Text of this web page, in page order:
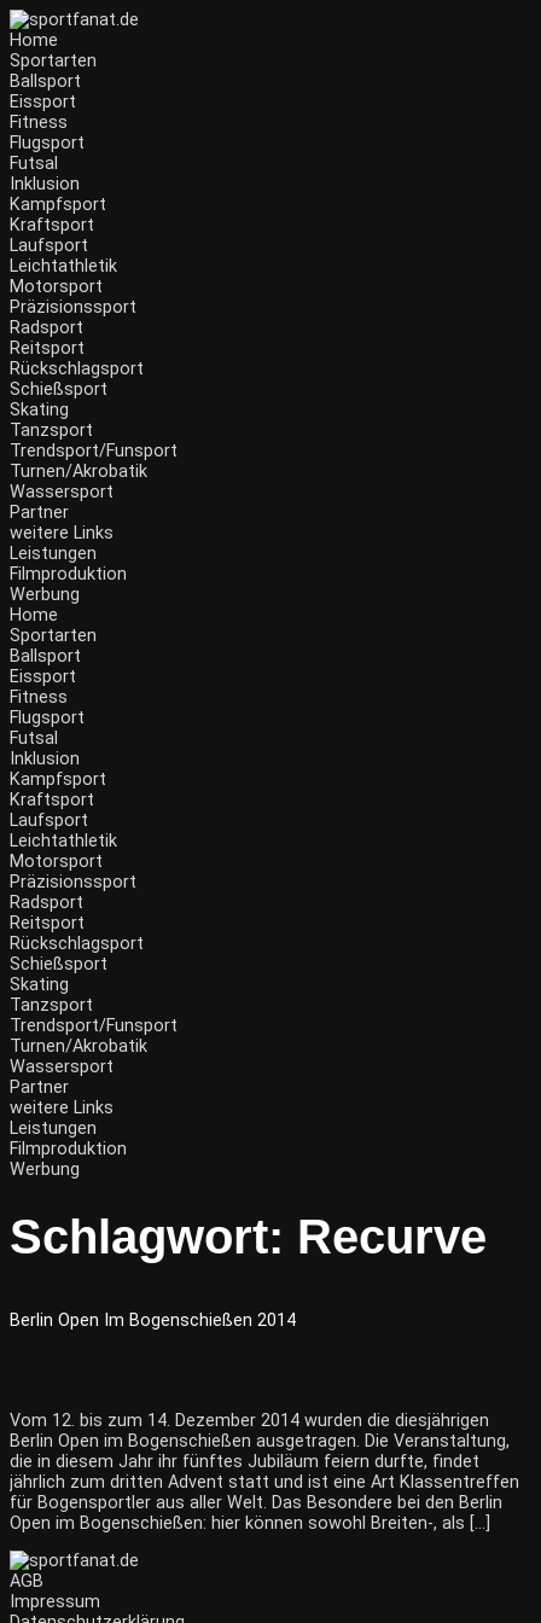
Home
Sportarten
Ballsport
Eissport
Fitness
Flugsport
Futsal
Inklusion
Kampfsport
Kraftsport
Laufsport
Leichtathletik
Motorsport
Präzisionssport
Radsport
Reitsport
Rückschlagsport
Schießsport
Skating
Tanzsport
Trendsport/Funsport
Turnen/Akrobatik
Wassersport
Partner
weitere Links
Leistungen
Filmproduktion
Werbung
Home
Sportarten
Ballsport
Eissport
Fitness
Flugsport
Futsal
Inklusion
Kampfsport
Kraftsport
Laufsport
Leichtathletik
Motorsport
Präzisionssport
Radsport
Reitsport
Rückschlagsport
Schießsport
Skating
Tanzsport
Trendsport/Funsport
Turnen/Akrobatik
Wassersport
Partner
weitere Links
Leistungen
Filmproduktion
Werbung
Schlagwort: Recurve
Berlin Open Im Bogenschießen 2014
Vom 12. bis zum 14. Dezember 2014 wurden die diesjährigen
Berlin Open im Bogenschießen ausgetragen. Die Veranstaltung,
die in diesem Jahr ihr fünftes Jubiläum feiern durfte, findet
jährlich zum dritten Advent statt und ist eine Art Klassentreffen
für Bogensportler aus aller Welt. Das Besondere bei den Berlin
Open im Bogenschießen: hier können sowohl Breiten-, als […]
AGB
Impressum